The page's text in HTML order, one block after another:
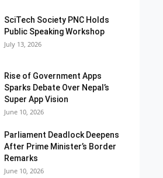
SciTech Society PNC Holds
Public Speaking Workshop
July 13, 2026
Rise of Government Apps
Sparks Debate Over Nepal’s
Super App Vision
June 10, 2026
Parliament Deadlock Deepens
After Prime Minister’s Border
Remarks
June 10, 2026